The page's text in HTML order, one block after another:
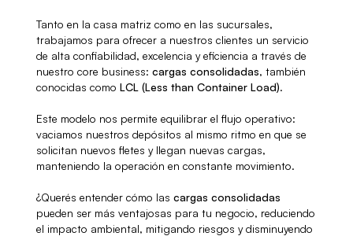
Tanto en la casa matriz como en las sucursales,
trabajamos para ofrecer a nuestros clientes un servicio
de alta confiabilidad, excelencia y eficiencia a través de
nuestro core business: cargas consolidadas, también
conocidas como LCL (Less than Container Load).
Este modelo nos permite equilibrar el flujo operativo:
vaciamos nuestros depósitos al mismo ritmo en que se
solicitan nuevos fletes y llegan nuevas cargas,
manteniendo la operación en constante movimiento.
¿Querés entender cómo las cargas consolidadas
pueden ser más ventajosas para tu negocio, reduciendo
el impacto ambiental, mitigando riesgos y disminuyendo